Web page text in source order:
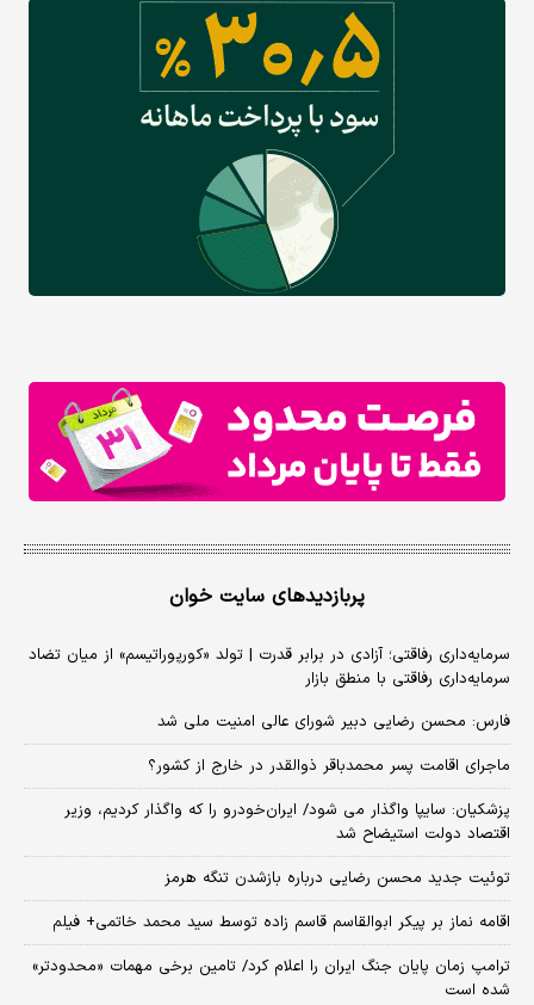
پربازدیدهای سایت خوان
سرمایه‌داری رفاقتی؛ آزادی در برابر قدرت | تولد «کورپوراتیسم» از میان تضاد
سرمایه‌داری رفاقتی با منطق بازار
فارس: محسن رضایی دبیر شورای عالی امنیت ملی شد
ماجرای اقامت پسر محمدباقر ذوالقدر در خارج از کشور؟
پزشکیان: سایپا واگذار می شود/ ایران‌خودرو را که واگذار کردیم، وزیر
اقتصاد دولت استیضاح شد
توئیت جدید محسن رضایی درباره بازشدن تنگه هرمز
اقامه نماز بر پیکر ابوالقاسم قاسم زاده توسط سید محمد خاتمی+ فیلم
ترامپ زمان پایان جنگ ایران را اعلام کرد/ تامین برخی مهمات «محدودتر»
شده است